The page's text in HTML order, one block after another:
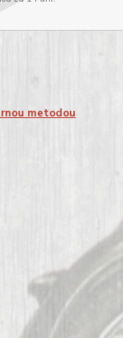
metodou